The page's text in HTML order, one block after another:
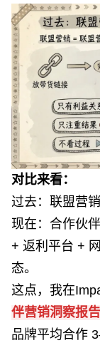
对比来看：
过去：联盟营
现在：合作伙
+ 返利平台 +
态。
这点，我在
伴营销洞察报告
品牌平均合作